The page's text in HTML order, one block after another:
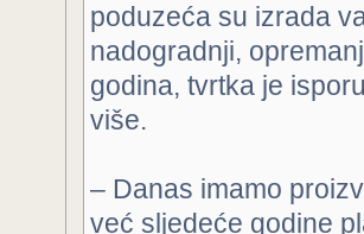
poduzeća su izrada
nadogradnji,
godina, tvrtka je
više.
– Danas imamo
već sljedeće godine